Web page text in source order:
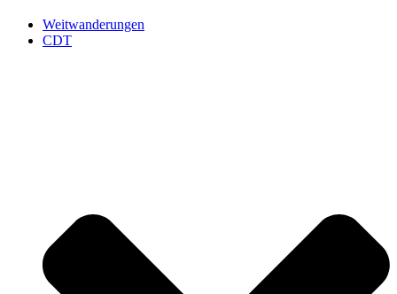
Weitwanderungen
CDT